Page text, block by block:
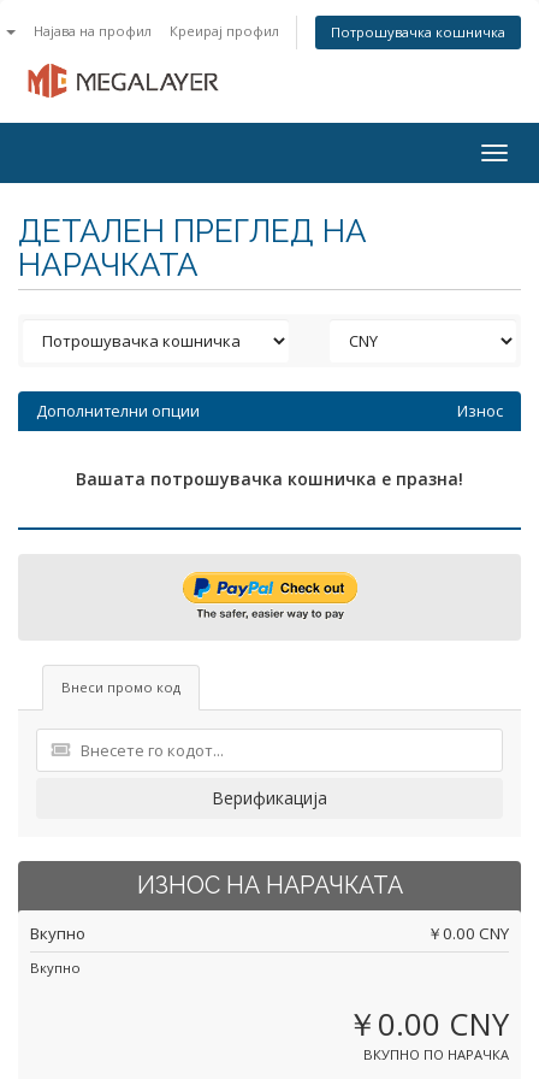
Најава на профил Креирај профил Потрошувачка кошничка
ДЕТАЛЕН ПРЕГЛЕД НА
НАРАЧКАТА
Дополнителни опции Износ
Вашата потрошувачка кошничка е празна!
Внеси промо код
Верификација
ИЗНОС НА НАРАЧКАТА
Вкупно ￥0.00 CNY
Вкупно
￥0.00 CNY
ВКУПНО ПО НАРАЧКА